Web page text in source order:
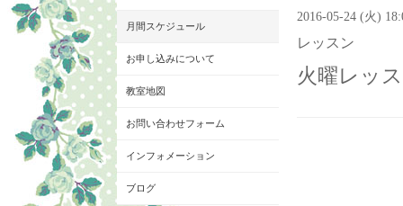
2016-05-24 (火)
レッスン
火曜レッ
月間スケジュール
お申し込みについて
教室地図
お問い合わせフォーム
インフォメーション
ブログ